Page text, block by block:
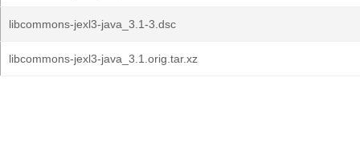
libcommons-jexl3-java_3.1-3.dsc
libcommons-jexl3-java_3.1.orig.tar.xz